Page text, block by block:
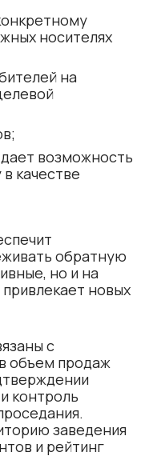
носителях
на
возможность
качестве
обратную
но и на
новых
с
объем продаж
контроль
заведения
и рейтинг